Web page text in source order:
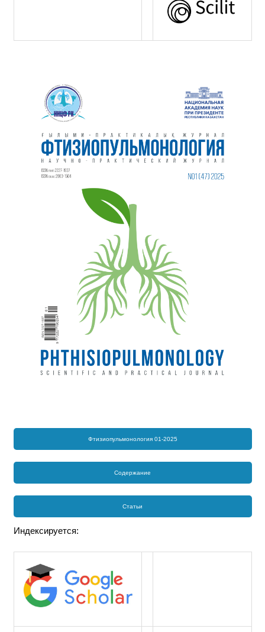
Фтизиопульмонология 01-2025
Содержание
Статьи
Индексируется: